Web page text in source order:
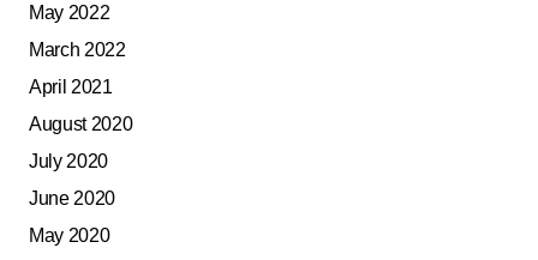
May 2022
March 2022
April 2021
August 2020
July 2020
June 2020
May 2020